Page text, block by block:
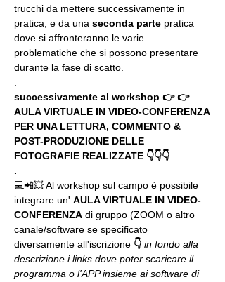
trucchi da mettere successivamente in
pratica; e da una seconda parte pratica
dove si affronteranno le varie
problematiche che si possono presentare
durante la fase di scatto.
successivamente al workshop 👉 👉
AULA VIRTUALE IN VIDEO-CONFERENZA
PER UNA LETTURA, COMMENTO &
POST-PRODUZIONE DELLE
FOTOGRAFIE REALIZZATE 👇👇👇
.
💻📲💥 Al workshop sul campo è possibile
integrare un' AULA VIRTUALE IN VIDEO-
CONFERENZA di gruppo (ZOOM o altro
canale/software se specificato
diversamente all'iscrizione 👇 in fondo alla
descrizione i links dove poter scaricare il
programma o l'APP insieme ai software di